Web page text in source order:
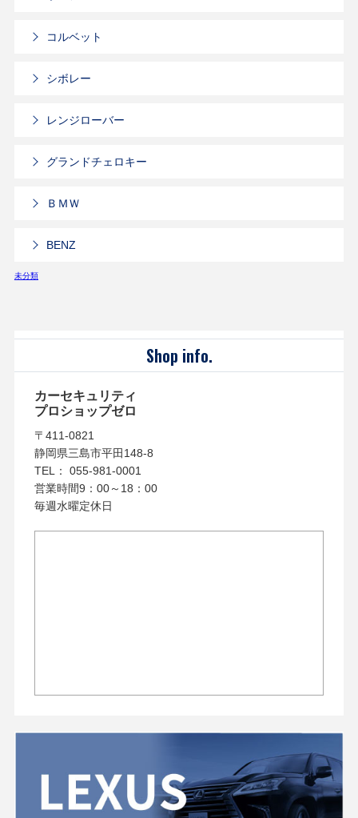
コルベット
シボレー
レンジローバー
グランドチェロキー
ＢＭＷ
BENZ
未分類
Shop info.
カーセキュリティ
プロショップゼロ
〒411-0821
静岡県三島市平田148-8
TEL： 055-981-0001
営業時間9：00～18：00
毎週水曜定休日